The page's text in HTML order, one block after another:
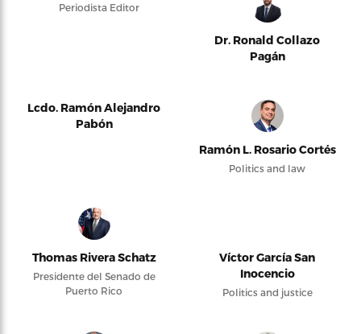
Periodista Editor
Dr. Ronald Collazo
Pagán
Lcdo. Ramón Alejandro
Pabón
Ramón L. Rosario Cortés
Politics and law
Thomas Rivera Schatz
Presidente del Senado de
Puerto Rico
Víctor García San
Inocencio
Politics and justice